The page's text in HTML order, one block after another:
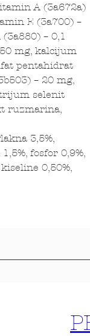
A (3a672a)
E (3a700) –
– 0,1
mg, kalcijum
pentahidrat
– 20 mg,
selenit
ruzmarina,
3,5%,
fosfor 0,9%,
0,50%,